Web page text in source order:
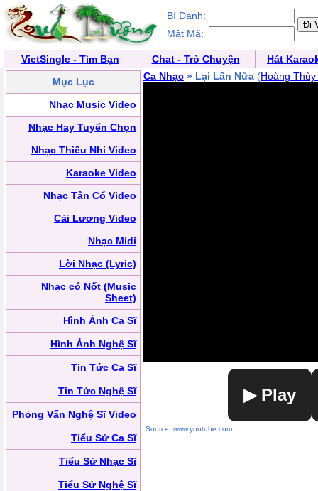
Bí Danh:
Mật Mã:
VietSingle - Tìm Bạn Chat - Trò Chuyện
Hát
Mục Lục
Nhạc Music Video
Nhạc Hay Tuyển Chọn
Nhạc Thiếu Nhi Video
Karaoke Video
Nhạc Tân Cổ Video
Cải Lương Video
Nhạc Midi
Lời Nhạc (Lyric)
Nhạc có Nốt (Music
Sheet)
Hình Ảnh Ca Sĩ
Hình Ảnh Nghệ Sĩ
Tin Tức Ca Sĩ
Tin Tức Nghệ Sĩ
Phỏng Vấn Nghệ Sĩ Video
Tiểu Sử Ca Sĩ
Tiểu Sử Nhạc Sĩ
Tiểu Sử Nghệ Sĩ
Ca Nhạc » Lại Lần Nữa (Hoàng
▶ Play
Source: www.youtube.com